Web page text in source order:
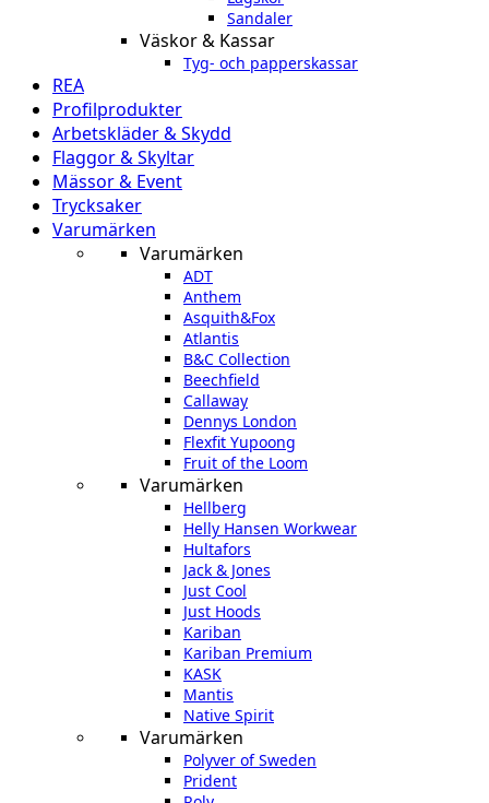
Sandaler
Väskor & Kassar
Tyg- och papperskassar
REA
Profilprodukter
Arbetskläder & Skydd
Flaggor & Skyltar
Mässor & Event
Trycksaker
Varumärken
Varumärken
ADT
Anthem
Asquith&Fox
Atlantis
B&C Collection
Beechfield
Callaway
Dennys London
Flexfit Yupoong
Fruit of the Loom
Varumärken
Hellberg
Helly Hansen Workwear
Hultafors
Jack & Jones
Just Cool
Just Hoods
Kariban
Kariban Premium
KASK
Mantis
Native Spirit
Varumärken
Polyver of Sweden
Prident